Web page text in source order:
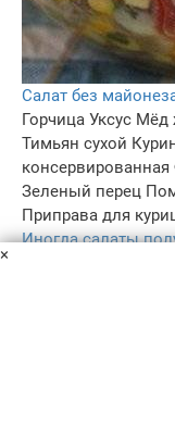
Салат без
Горчица Уксус Мёд
Тимьян сухой
консервированная
Зеленый перец
Приправа для
Иногда салаты
×